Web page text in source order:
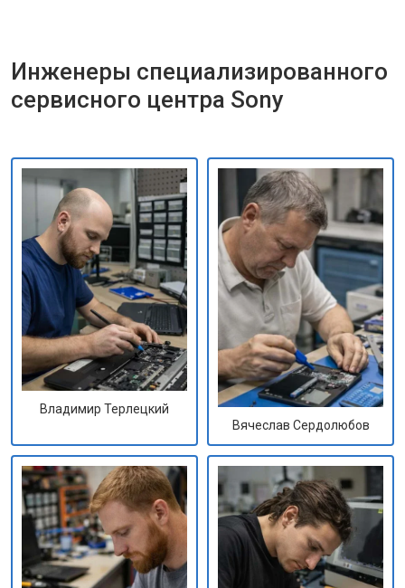
Инженеры специализированного
сервисного центра Sony
Владимир Терлецкий
Вячеслав Сердолюбов